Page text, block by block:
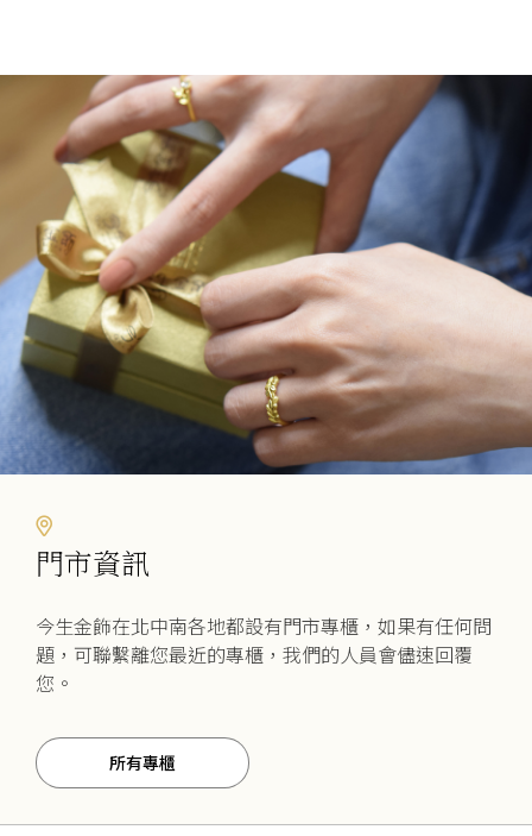
多
種
款
式。
可
在
產
品
頁
面
擇
門市資訊
今生金飾在北中南各地都設有門市專櫃，如果有任何問
題，可聯繫離您最近的專櫃，我們的人員會儘速回覆
您。
所有專櫃